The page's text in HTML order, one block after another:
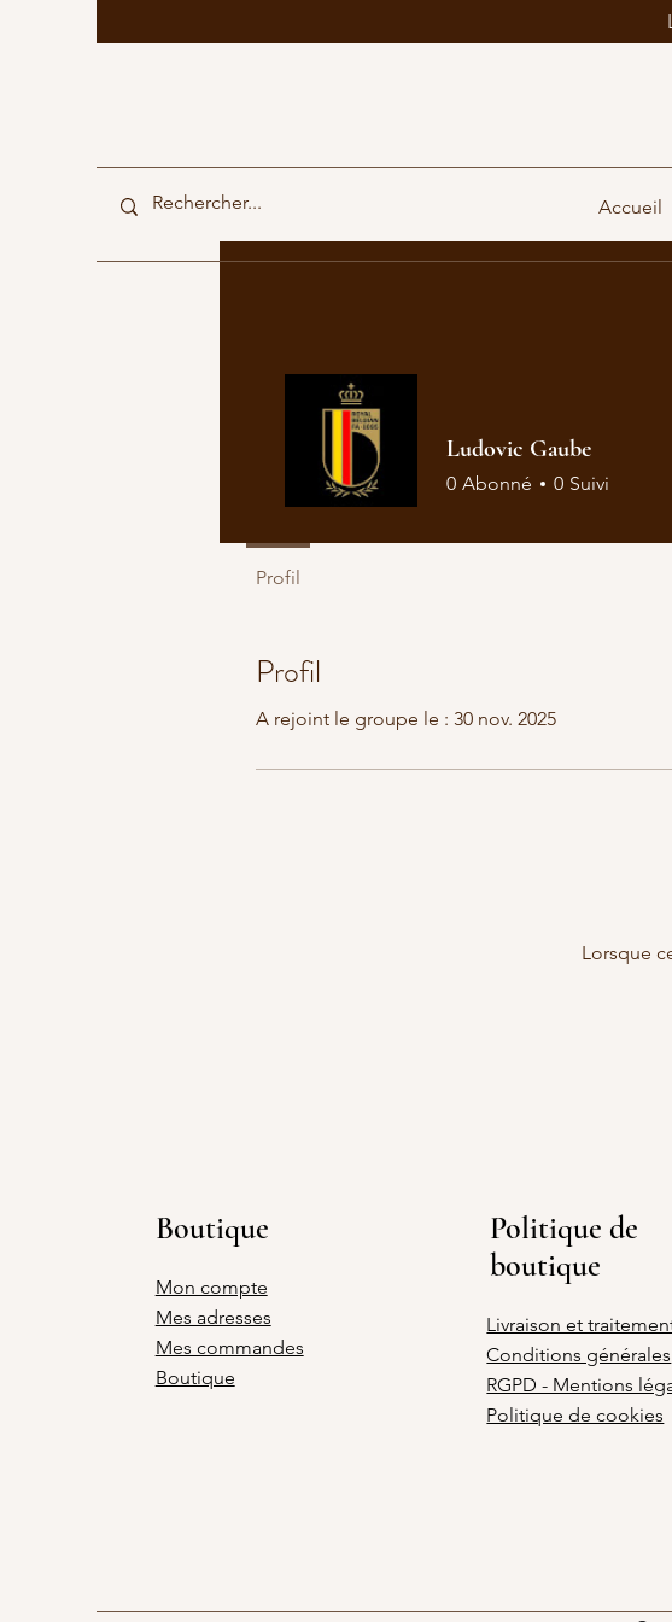
Accueil
Profil
A rejoint le groupe le : 30 nov. 2025
Lorsque
Ludovic Gaube
0 Abonné 0 Suivi
Profil
Boutique
Mon compte
Mes adresses
Mes commandes
Boutique
Politique de
boutique
Livraison et
Conditions générales
RGPD - Mentions
Politique de cookies